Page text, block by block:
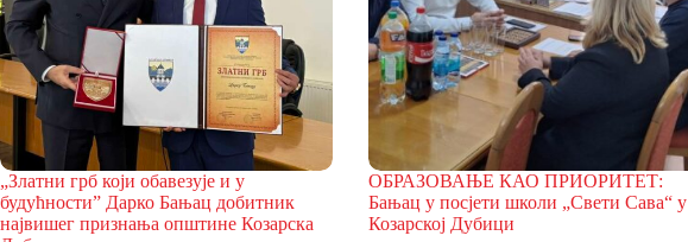
„Златни грб који обавезује и у
будућности” Дарко Бањац добитник
највишег признања општине Козарска
ОБРАЗОВАЊЕ КАО ПРИОРИТЕТ:
Бањац у посјети школи „Свети Сава“ у
Козарској Дубици